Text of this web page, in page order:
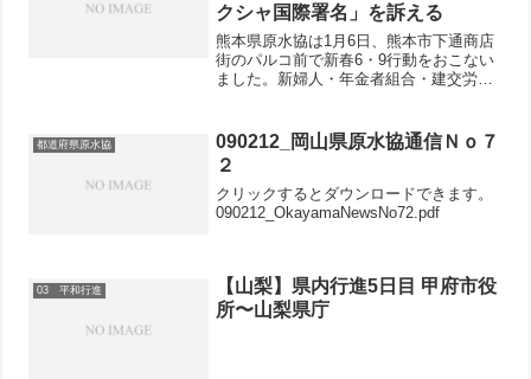
クシャ国際署名」を訴える
熊本県原水協は1月6日、熊本市下通商店
街のパルコ前で新春6・9行動をおこない
ました。新婦人・年金者組合・建交労・
「今年3月から核兵器禁止条約の交渉をお
こなう会議が開...
都道府県原水協
090212_岡山県原水協通信Ｎｏ７
２
クリックするとダウンロードできます。
090212_OkayamaNewsNo72.pdf
03 平和行進
【山梨】県内行進5日目 甲府市役
所〜山梨県庁